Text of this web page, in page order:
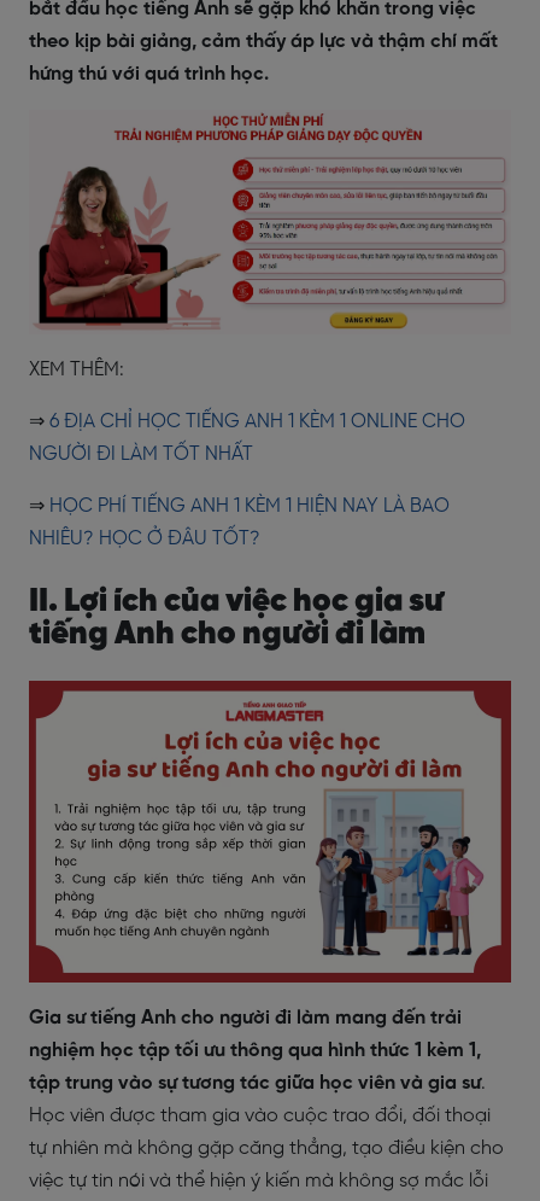
bắt đầu học tiếng Anh sẽ gặp khó khăn trong việc
theo kịp bài giảng, cảm thấy áp lực và thậm chí mất
hứng thú với quá trình học.
XEM THÊM:
⇒ 6 ĐỊA CHỈ HỌC TIẾNG ANH 1 KÈM 1 ONLINE CHO
NGƯỜI ĐI LÀM TỐT NHẤT
⇒ HỌC PHÍ TIẾNG ANH 1 KÈM 1 HIỆN NAY LÀ BAO
NHIÊU? HỌC Ở ĐÂU TỐT?
II. Lợi ích của việc học gia sư
tiếng Anh cho người đi làm
Gia sư tiếng Anh cho người đi làm mang đến trải
nghiệm học tập tối ưu thông qua hình thức 1 kèm 1,
tập trung vào sự tương tác giữa học viên và gia sư.
Học viên được tham gia vào cuộc trao đổi, đối thoại
tự nhiên mà không gặp căng thẳng, tạo điều kiện cho
việc tự tin nói và thể hiện ý kiến mà không sợ mắc lỗi